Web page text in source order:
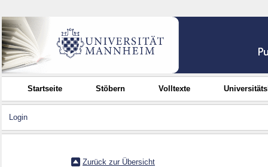
Startseite Stöbern Volltexte
Login
Zurück zur Übersicht